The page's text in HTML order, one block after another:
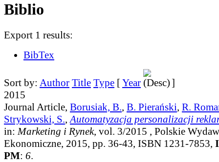
Biblio
Export 1 results:
BibTex
Sort by: Author Title Type [Year
]
2015
Journal Article, Borusiak, B., B. Pierański, R.
Strykowski, S., Automatyzacja personalizacji
in: Marketing i Rynek, vol. 3/2015 , Polskie
Ekonomiczne, 2015, pp. 36-43, ISBN 1231-7853,
PM: 6.